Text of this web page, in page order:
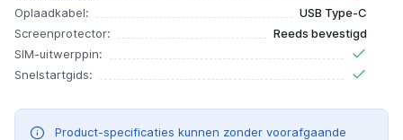
Oplaadkabel:
USB Type-C
Screenprotector:
Reeds bevestigd
SIM-uitwerppin:
Snelstartgids:
Product-specificaties kunnen zonder voorafgaande